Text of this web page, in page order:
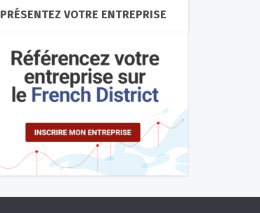
PRÉSENTEZ VOTRE ENTREPRISE